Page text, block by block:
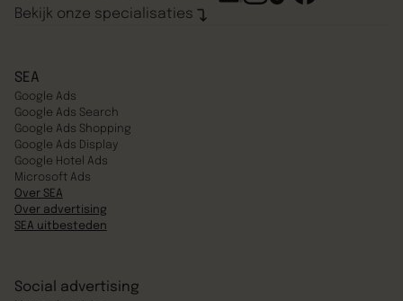
Bekijk onze specialisaties
SEA
Google Ads
Google Ads Search
Google Ads Shopping
Google Ads Display
Google Hotel Ads
Microsoft Ads
Over SEA
Over advertising
SEA uitbesteden
Social advertising